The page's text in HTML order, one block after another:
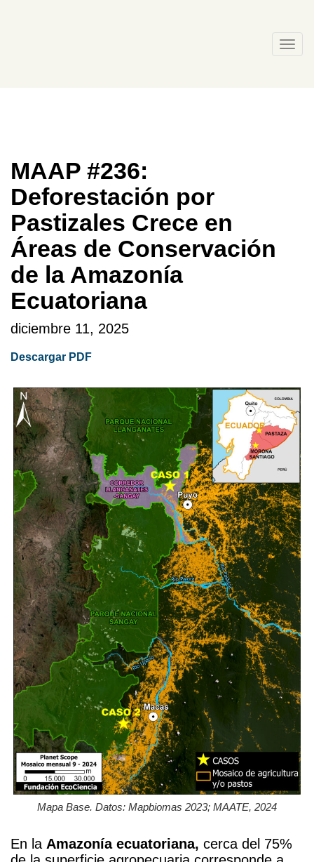
MAAP #236:
Deforestación por
Pastizales Crece en
Áreas de Conservación
de la Amazonía
Ecuatoriana
diciembre 11, 2025
Descargar PDF
Mapa Base. Datos: Mapbiomas 2023; MAATE, 2024
En la Amazonía ecuatoriana, cerca del 75%